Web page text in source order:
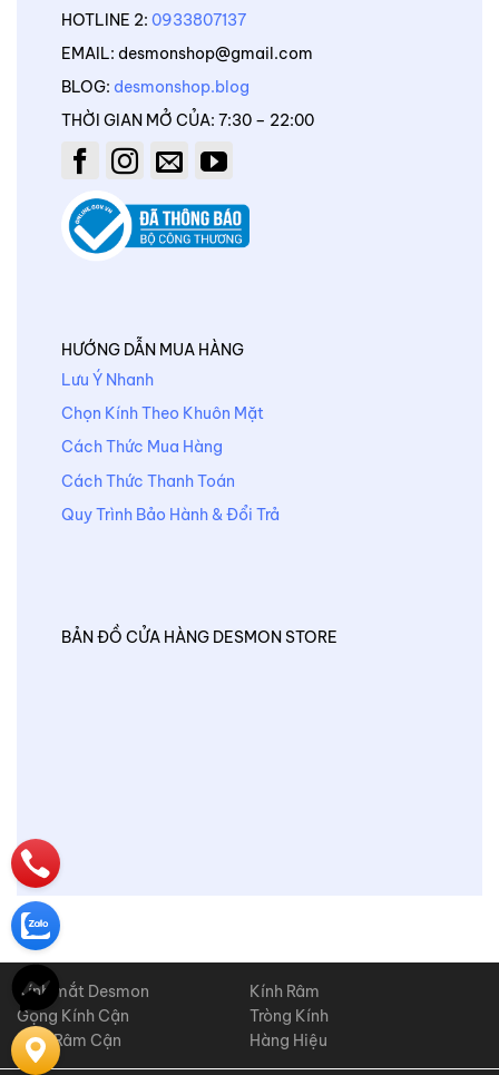
HOTLINE 2: 0933807137
EMAIL: desmonshop@gmail.com
BLOG: desmonshop.blog
THỜI GIAN MỞ CỦA: 7:30 – 22:00
HƯỚNG DẪN MUA HÀNG
Lưu Ý Nhanh
Chọn Kính Theo Khuôn Mặt
Cách Thức Mua Hàng
Cách Thức Thanh Toán
Quy Trình Bảo Hành & Đổi Trả
BẢN ĐỒ CỬA HÀNG DESMON STORE
Kính mắt Desmon
Kính Râm
Gọng Kính Cận
Tròng Kính
Kính Râm Cận
Hàng Hiệu